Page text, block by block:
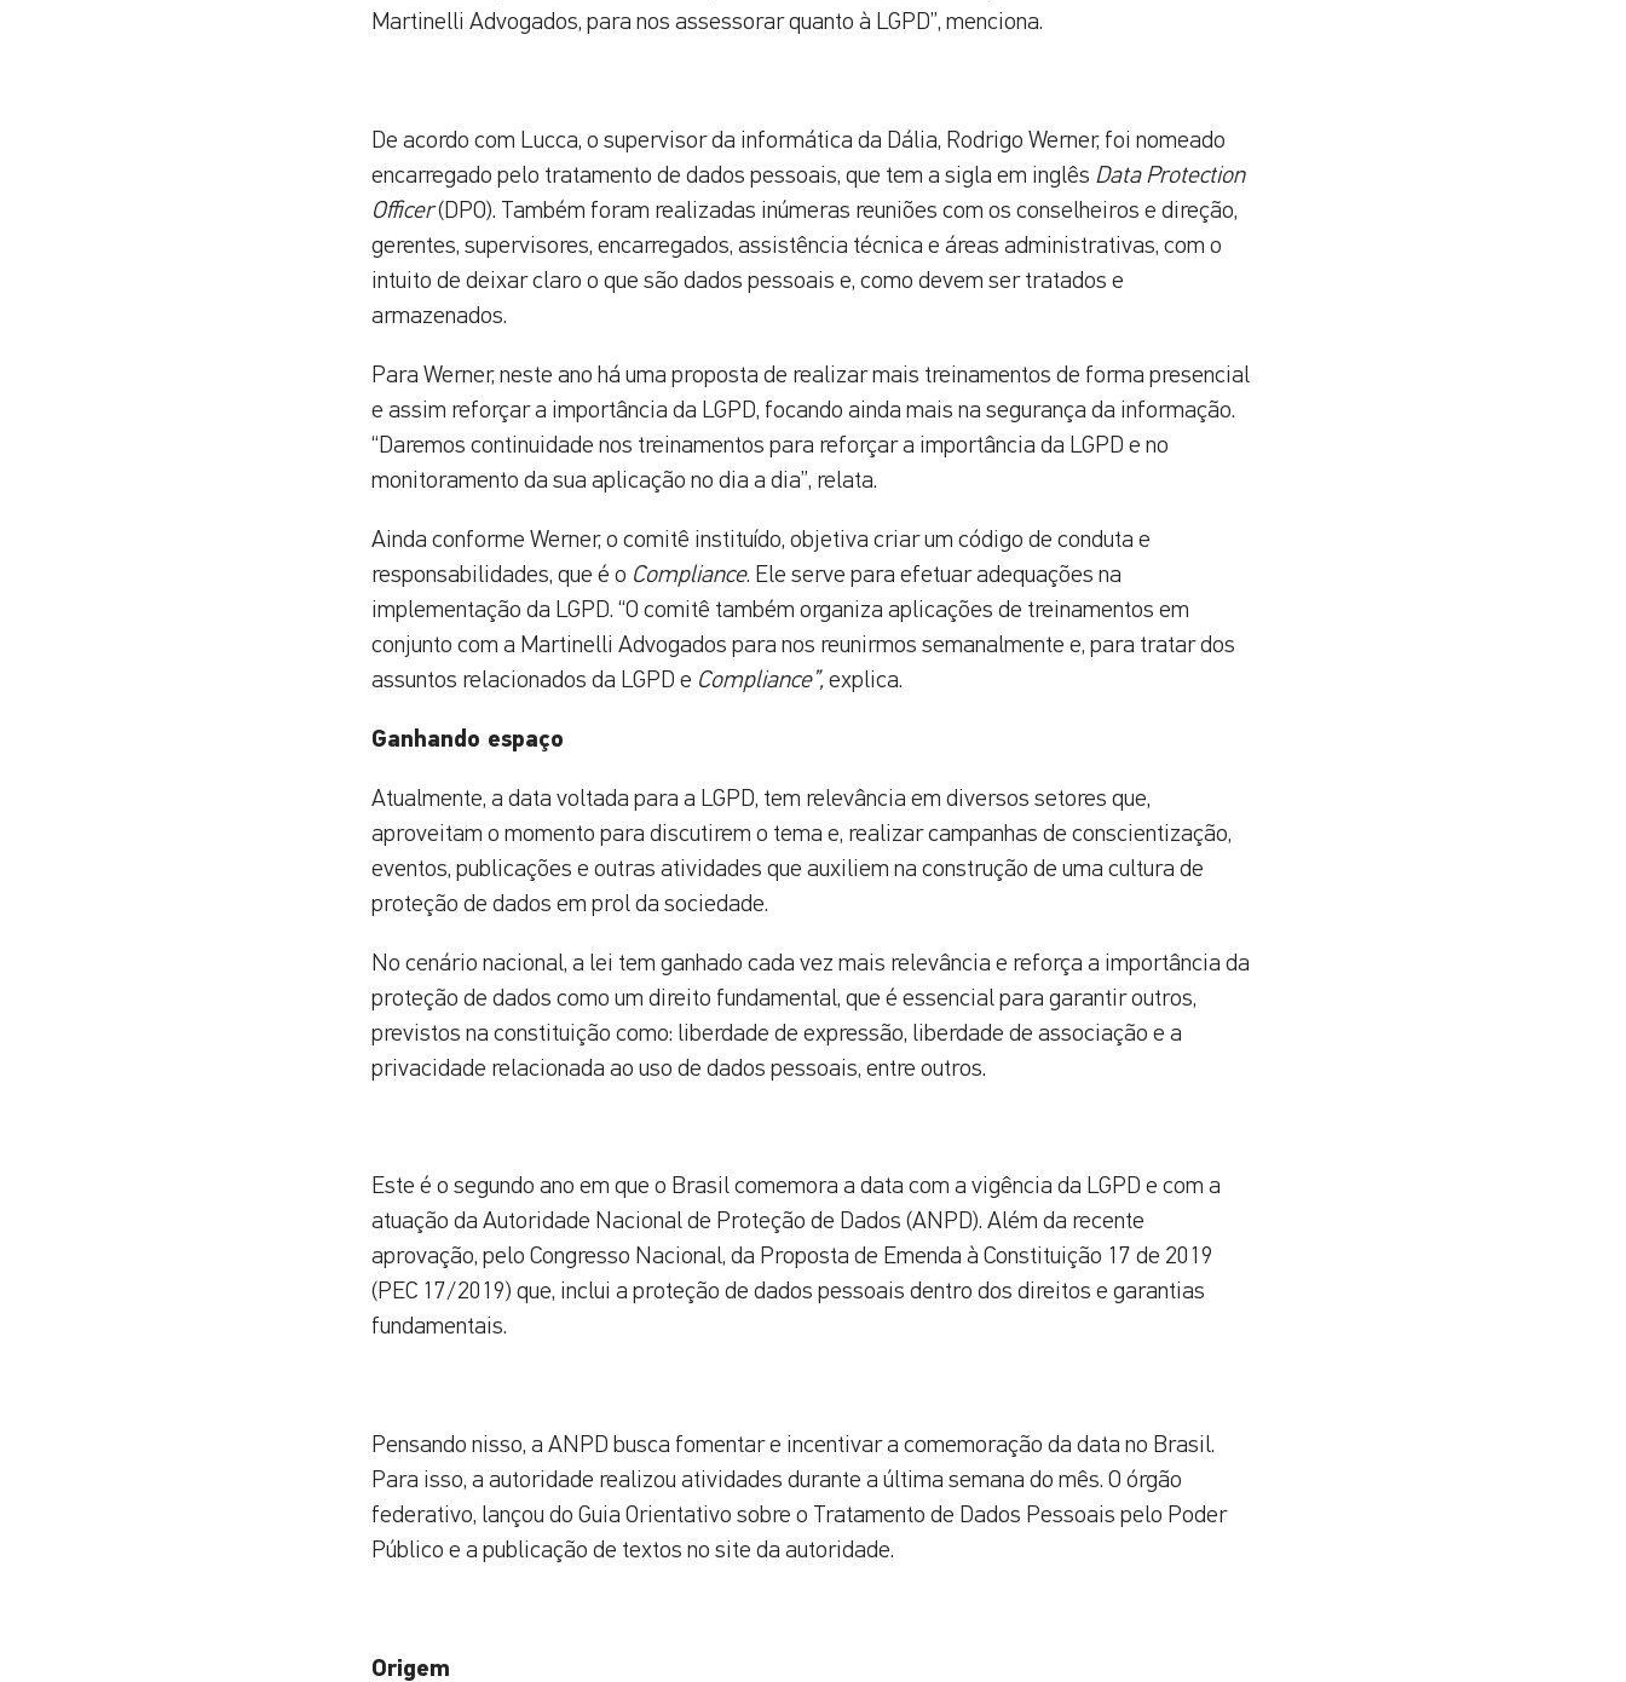
Martinelli Advogados, para nos assessorar quanto à LGPD”, menciona.
De acordo com Lucca, o supervisor da informática da Dália, Rodrigo Werner, foi nomeado
encarregado pelo tratamento de dados pessoais, que tem a sigla em inglês Data Protection
Officer(DPO). Também foram realizadas inúmeras reuniões com os conselheiros e direção,
gerentes, supervisores, encarregados, assistência técnica e áreas administrativas, com o
intuito de deixar claro o que são dados pessoais e, como devem ser tratados e
armazenados.
Para Werner, neste ano há uma proposta de realizar mais treinamentos de forma presencial
e assim reforçar a importância da LGPD, focando ainda mais na segurança da informação.
“Daremos continuidade nos treinamentos para reforçar a importância da LGPD e no
monitoramento da sua aplicação no dia a dia”, relata.
Ainda conforme Werner, o comitê instituído, objetiva criar um código de conduta e
responsabilidades, que é o Compliance. Ele serve para efetuar adequações na
implementação da LGPD. “O comitê também organiza aplicações de treinamentos em
conjunto com a Martinelli Advogados para nos reunirmos semanalmente e, para tratar dos
assuntos relacionados da LGPD e Compliance”, explica.
Ganhando espaço
Atualmente, a data voltada para a LGPD, tem relevância em diversos setores que,
aproveitam o momento para discutirem o tema e, realizar campanhas de conscientização,
eventos, publicações e outras atividades que auxiliem na construção de uma cultura de
proteção de dados em prol da sociedade.
No cenário nacional, a lei tem ganhado cada vez mais relevância e reforça a importância da
proteção de dados como um direito fundamental, que é essencial para garantir outros,
previstos na constituição como: liberdade de expressão, liberdade de associação e a
privacidade relacionada ao uso de dados pessoais, entre outros.
Este é o segundo ano em que o Brasil comemora a data com a vigência da LGPD e com a
atuação da Autoridade Nacional de Proteção de Dados (ANPD). Além da recente
aprovação, pelo Congresso Nacional, da Proposta de Emenda à Constituição 17 de 2019
(PEC 17/2019) que, inclui a proteção de dados pessoais dentro dos direitos e garantias
fundamentais.
Pensando nisso, a ANPD busca fomentar e incentivar a comemoração da data no Brasil.
Para isso, a autoridade realizou atividades durante a última semana do mês. O órgão
federativo, lançou do Guia Orientativo sobre o Tratamento de Dados Pessoais pelo Poder
Público e a publicação de textos no site da autoridade.
Origem